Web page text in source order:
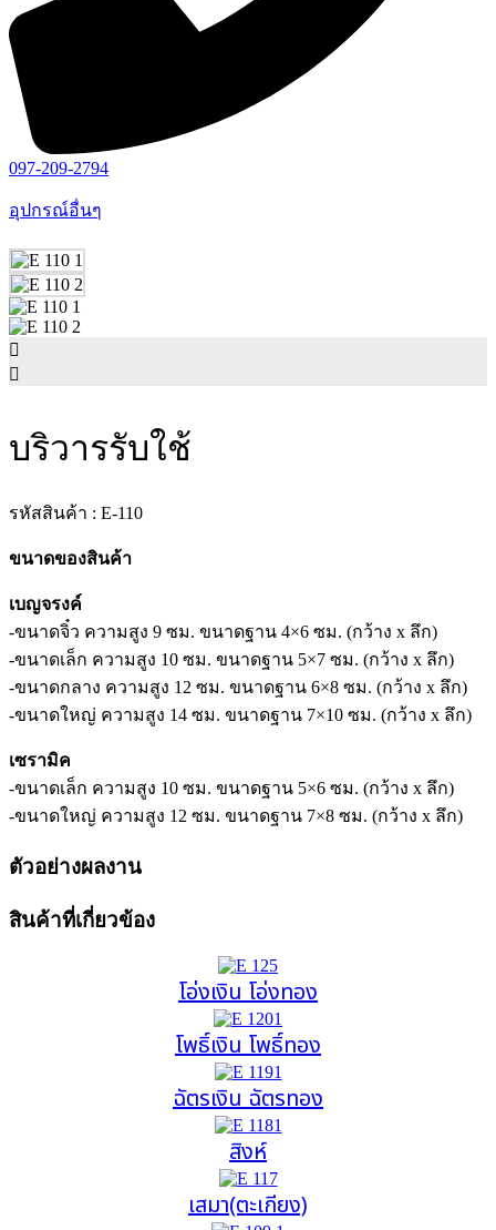
097-209-2794
อุปกรณ์อื่นๆ
บริวารรับใช้
รหัสสินค้า : E-110
ขนาดของสินค้า
เบญจรงค์
-ขนาดจิ๋ว ความสูง 9 ซม. ขนาดฐาน 4×6 ซม. (กว้าง x ลึก)
-ขนาดเล็ก ความสูง 10 ซม. ขนาดฐาน 5×7 ซม. (กว้าง x ลึก)
-ขนาดกลาง ความสูง 12 ซม. ขนาดฐาน 6×8 ซม. (กว้าง x ลึก)
-ขนาดใหญ่ ความสูง 14 ซม. ขนาดฐาน 7×10 ซม. (กว้าง x ลึก)
เซรามิค
-ขนาดเล็ก ความสูง 10 ซม. ขนาดฐาน 5×6 ซม. (กว้าง x ลึก)
-ขนาดใหญ่ ความสูง 12 ซม. ขนาดฐาน 7×8 ซม. (กว้าง x ลึก)
ตัวอย่างผลงาน
สินค้าที่เกี่ยวข้อง
โอ่งเงิน โอ่งทอง
โพธิ์เงิน โพธิ์ทอง
ฉัตรเงิน ฉัตรทอง
สิงห์
เสมา(ตะเกียง)